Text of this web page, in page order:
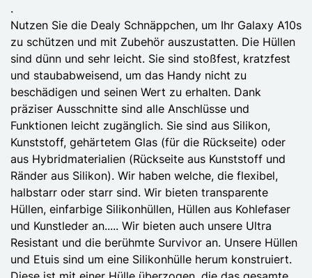
.
Nutzen Sie die Dealy Schnäppchen, um Ihr Galaxy A10s
zu schützen und mit Zubehör auszustatten. Die Hüllen
sind dünn und sehr leicht. Sie sind stoßfest, kratzfest
und staubabweisend, um das Handy nicht zu
beschädigen und seinen Wert zu erhalten. Dank
präziser Ausschnitte sind alle Anschlüsse und
Funktionen leicht zugänglich. Sie sind aus Silikon,
Kunststoff, gehärtetem Glas (für die Rückseite) oder
aus Hybridmaterialien (Rückseite aus Kunststoff und
Ränder aus Silikon). Wir haben welche, die flexibel,
halbstarr oder starr sind. Wir bieten transparente
Hüllen, einfarbige Silikonhüllen, Hüllen aus Kohlefaser
und Kunstleder an..... Wir bieten auch unsere Ultra
Resistant und die berühmte Survivor an. Unsere Hüllen
und Etuis sind um eine Silikonhülle herum konstruiert.